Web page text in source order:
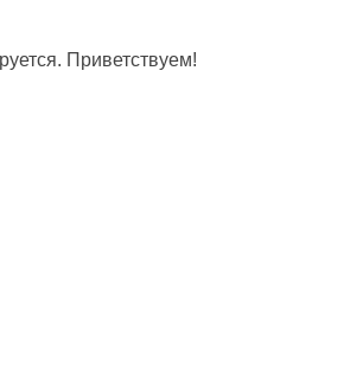
Приветствуем!